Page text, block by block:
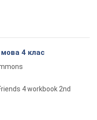
4 клас
4 workbook 2nd